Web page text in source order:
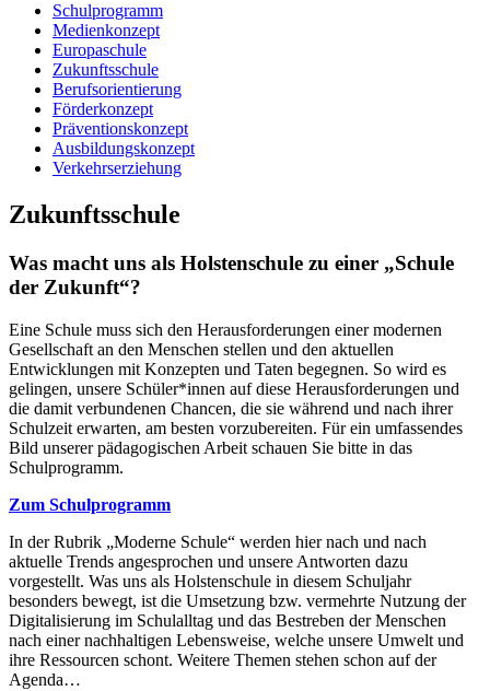
Schulprogramm
Medienkonzept
Europaschule
Zukunftsschule
Berufsorientierung
Förderkonzept
Präventionskonzept
Ausbildungskonzept
Verkehrserziehung
Zukunftsschule
Was macht uns als Holstenschule zu einer „Schule
der Zukunft“?
Eine Schule muss sich den Herausforderungen einer modernen
Gesellschaft an den Menschen stellen und den aktuellen
Entwicklungen mit Konzepten und Taten begegnen. So wird es
gelingen, unsere Schüler*innen auf diese Herausforderungen und
die damit verbundenen Chancen, die sie während und nach ihrer
Schulzeit erwarten, am besten vorzubereiten. Für ein umfassendes
Bild unserer pädagogischen Arbeit schauen Sie bitte in das
Schulprogramm.
Zum Schulprogramm
In der Rubrik „Moderne Schule“ werden hier nach und nach
aktuelle Trends angesprochen und unsere Antworten dazu
vorgestellt. Was uns als Holstenschule in diesem Schuljahr
besonders bewegt, ist die Umsetzung bzw. vermehrte Nutzung der
Digitalisierung im Schulalltag und das Bestreben der Menschen
nach einer nachhaltigen Lebensweise, welche unsere Umwelt und
ihre Ressourcen schont. Weitere Themen stehen schon auf der
Agenda…